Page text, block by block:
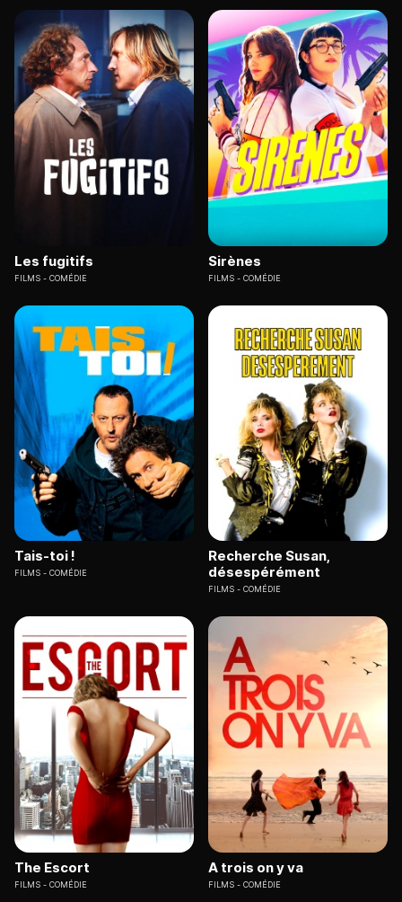
Les fugitifs
FILMS COMÉDIE
Sirènes
FILMS COMÉDIE
Tais-toi !
FILMS COMÉDIE
Recherche Susan,
désespérément
FILMS COMÉDIE
The Escort
FILMS COMÉDIE
A trois on y va
FILMS COMÉDIE